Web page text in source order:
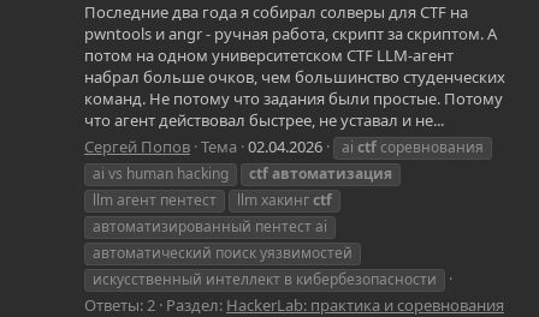
Последние два года я собирал солверы для CTF на
pwntools и angr - ручная работа, скрипт за скриптом. А
потом на одном университетском CTF LLM-агент
набрал больше очков, чем большинство студенческих
команд. Не потому что задания были простые. Потому
что агент действовал быстрее, не уставал и не...
Сергей Попов Тема 02.04.2026 ai ctfсоревнования
ai vs human hacking
ctfавтоматизация
llm агент пентест
llm хакингctf
автоматизированный пентест ai
автоматический поиск уязвимостей
искусственный интеллект в кибербезопасности
Ответы: 2 Раздел: HackerLab: практика и соревнования